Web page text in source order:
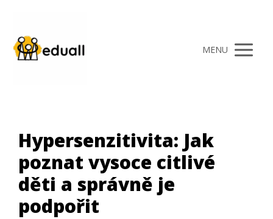
MENU
Hypersenzitivita: Jak
poznat vysoce citlivé
děti a správně je
podpořit